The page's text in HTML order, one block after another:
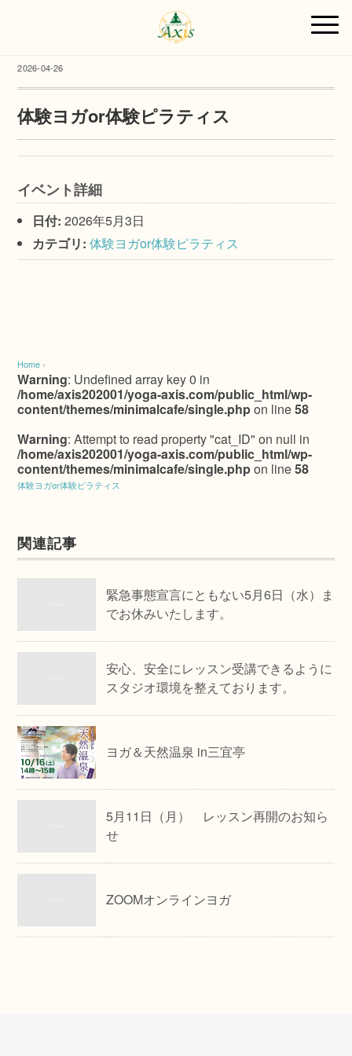
2026-04-26
体験ヨガor体験ピラティス
イベント詳細
日付: 2026年5月3日
カテゴリ: 体験ヨガor体験ピラティス
Home ›
Warning: Undefined array key 0 in
/home/axis202001/yoga-axis.com/public_html/wp-
content/themes/minimalcafe/single.phpon line58
Warning: Attempt to read property "cat_ID" on null in
/home/axis202001/yoga-axis.com/public_html/wp-
content/themes/minimalcafe/single.phpon line58
体験ヨガor体験ピラティス
関連記事
緊急事態宣言にともない5月6日（水）ま
でお休みいたします。
安心、安全にレッスン受講できるように
スタジオ環境を整えております。
ヨガ＆天然温泉 in三宜亭
5月11日（月） レッスン再開のお知ら
せ
ZOOMオンラインヨガ